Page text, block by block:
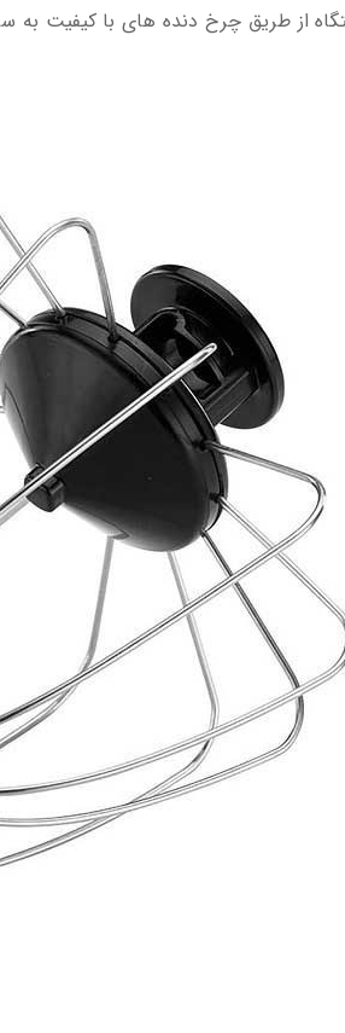
از طریق چرخ دنده های با کیفیت